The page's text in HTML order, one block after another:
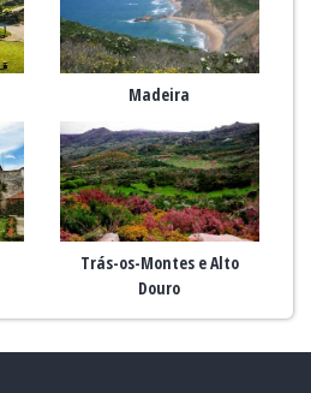
Madeira
Trás-os-Montes e Alto
Douro